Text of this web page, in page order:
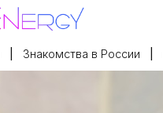
Знакомства в России